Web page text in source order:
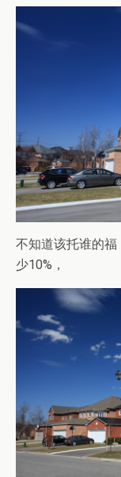
不知道该托谁的
少10%，